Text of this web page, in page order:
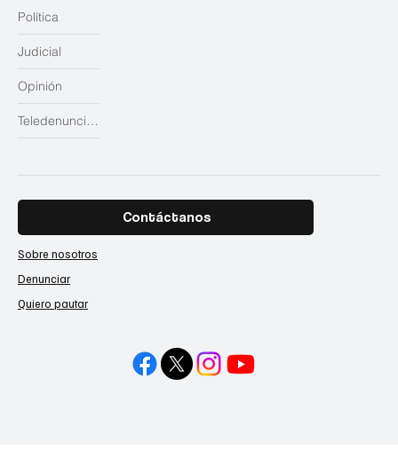
Judicial
Opinión
Teledenuncias
Política
Contáctanos
Sobre nosotros
Denunciar
Quiero pautar